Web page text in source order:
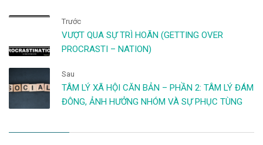
Trước
VƯỢT QUA SỰ TRÌ HOÃN (GETTING OVER
PROCRASTI – NATION)
Sau
TÂM LÝ XÃ HỘI CĂN BẢN – PHẦN 2: TÂM LÝ ĐÁM
ĐÔNG, ẢNH HƯỞNG NHÓM VÀ SỰ PHỤC TÙNG